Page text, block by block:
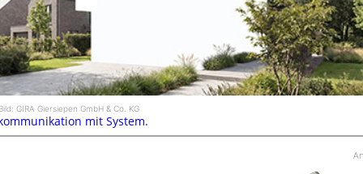
GIRA Giersiepen GmbH & Co. KG
mit System.